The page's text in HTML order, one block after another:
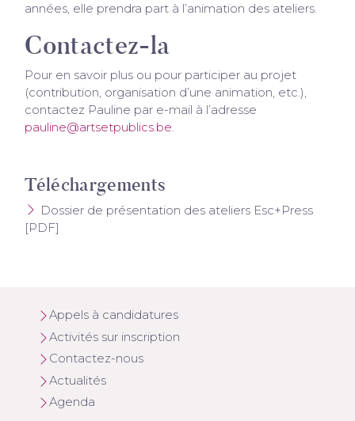
années, elle prendra part à l’animation des ateliers.
Contactez-la
Pour en savoir plus ou pour participer au projet
(contribution, organisation d’une animation, etc.),
contactez Pauline par e-mail à l’adresse
pauline@artsetpublics.be.
Téléchargements
Dossier de présentation des ateliers Esc+Press
[PDF]
Appels à candidatures
Activités sur inscription
Contactez-nous
Actualités
Agenda